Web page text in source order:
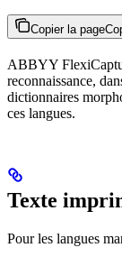
Copier la page
ABBYY
reconnaissance,
dictionnaires
ces langues.
Texte
Pour les langues